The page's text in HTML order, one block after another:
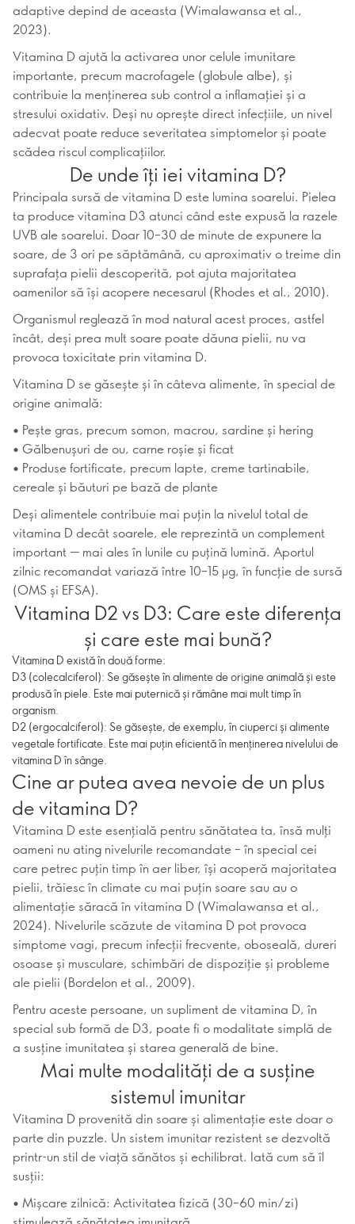
adaptive depind de aceasta (Wimalawansa et al.,
2023).
Vitamina D ajută la activarea unor celule imunitare
importante, precum macrofagele (globule albe), și
contribuie la menținerea sub control a inflamației și a
stresului oxidativ. Deși nu oprește direct infecțiile, un nivel
adecvat poate reduce severitatea simptomelor și poate
scădea riscul complicațiilor.
De unde îți iei vitamina D?
Principala sursă de vitamina D este lumina soarelui. Pielea
ta produce vitamina D3 atunci când este expusă la razele
UVB ale soarelui. Doar 10–30 de minute de expunere la
soare, de 3 ori pe săptămână, cu aproximativ o treime din
suprafața pielii descoperită, pot ajuta majoritatea
oamenilor să își acopere necesarul (Rhodes et al., 2010).
Organismul reglează în mod natural acest proces, astfel
încât, deși prea mult soare poate dăuna pielii, nu va
provoca toxicitate prin vitamina D.
Vitamina D se găsește și în câteva alimente, în special de
origine animală:
• Pește gras, precum somon, macrou, sardine și hering
• Gălbenușuri de ou, carne roșie și ficat
• Produse fortificate, precum lapte, creme tartinabile,
cereale și băuturi pe bază de plante
Deși alimentele contribuie mai puțin la nivelul total de
vitamina D decât soarele, ele reprezintă un complement
important — mai ales în lunile cu puțină lumină. Aportul
zilnic recomandat variază între 10–15 µg, în funcție de sursă
(OMS și EFSA).
Vitamina D2 vs D3: Care este diferența
și care este mai bună?
Vitamina D există în două forme:
D3 (colecalciferol): Se găsește în alimente de origine animală și este
produsă în piele. Este mai puternică și rămâne mai mult timp în
organism.
D2 (ergocalciferol): Se găsește, de exemplu, în ciuperci și alimente
vegetale fortificate. Este mai puțin eficientă în menținerea nivelului de
vitamina D în sânge.
Cine ar putea avea nevoie de un plus
de vitamina D?
Vitamina D este esențială pentru sănătatea ta, însă mulți
oameni nu ating nivelurile recomandate – în special cei
care petrec puțin timp în aer liber, își acoperă majoritatea
pielii, trăiesc în climate cu mai puțin soare sau au o
alimentație săracă în vitamina D (Wimalawansa et al.,
2024). Nivelurile scăzute de vitamina D pot provoca
simptome vagi, precum infecții frecvente, oboseală, dureri
osoase și musculare, schimbări de dispoziție și probleme
ale pielii (Bordelon et al., 2009).
Pentru aceste persoane, un supliment de vitamina D, în
special sub formă de D3, poate fi o modalitate simplă de
a susține imunitatea și starea generală de bine.
Mai multe modalități de a susține
sistemul imunitar
Vitamina D provenită din soare și alimentație este doar o
parte din puzzle. Un sistem imunitar rezistent se dezvoltă
printr-un stil de viață sănătos și echilibrat. Iată cum să îl
susții:
• Mișcare zilnică: Activitatea fizică (30–60 min/zi)